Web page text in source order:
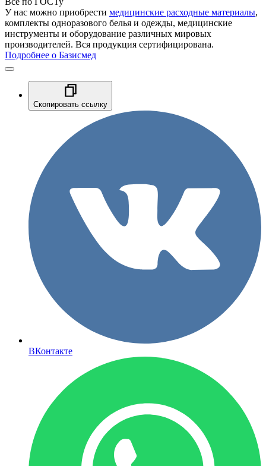
У нас можно приобрести медицинские расходные материалы,
комплекты одноразового белья и одежды, медицинские
инструменты и оборудование различных мировых
производителей. Вся продукция сертифицирована.
Подробнее о Базисмед
Скопировать ссылку
ВКонтакте